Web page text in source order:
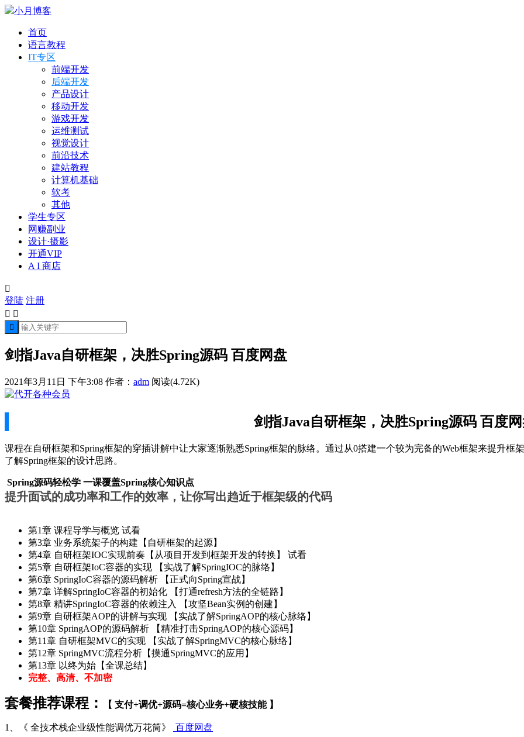
小月博客
首页
语言教程
IT专区
前端开发
后端开发
产品设计
移动开发
游戏开发
运维测试
视觉设计
前沿技术
建站教程
计算机基础
软考
其他
学生专区
网赚副业
设计·摄影
开通VIP
A I 商店

登陆 注册
 

剑指Java自研框架，决胜Spring源码 百度网盘
2021年3月11日 下午3:08 作者： adm 阅读(4.72K)
剑指Java自研框架，决胜Spring源码 百度
课程在自研框架和Spring框架的穿插讲解中让大家逐渐熟悉Spring框架的脉络。通过从0搭建一个较为完备的Web框架来提升
了解Spring框架的设计思路。
Spring源码轻松学 一课覆盖Spring核心知识点
提升面试的成功率和工作的效率，让你写出趋近于框架级的代码
第1章 课程导学与概览 试看
第3章 业务系统架子的构建【自研框架的起源】
第4章 自研框架IOC实现前奏【从项目开发到框架开发的转换】 试看
第5章 自研框架IoC容器的实现 【实战了解SpringIOC的脉络】
第6章 SpringIoC容器的源码解析 【正式向Spring宣战】
第7章 详解SpringIoC容器的初始化 【打通refresh方法的全链路】
第8章 精讲SpringIoC容器的依赖注入 【攻坚Bean实例的创建】
第9章 自研框架AOP的讲解与实现 【实战了解SpringAOP的核心脉络】
第10章 SpringAOP的源码解析 【精准打击SpringAOP的核心源码】
第11章 自研框架MVC的实现 【实战了解SpringMVC的核心脉络】
第12章 SpringMVC流程分析【摸通SpringMVC的应用】
第13章 以终为始【全课总结】
完整、高清、不加密
套餐推荐课程： 【 支付+调优+源码=核心业务+硬核技能 】
1、《 全技术栈企业级性能调优万花筒》 百度网盘